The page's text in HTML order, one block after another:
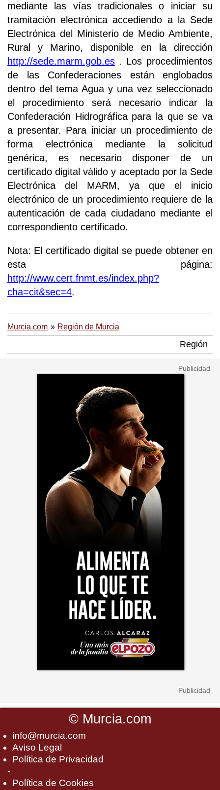
mediante las vías tradicionales o iniciar su
tramitación electrónica accediendo a la Sede
Electrónica del Ministerio de Medio Ambiente,
Rural y Marino, disponible en la dirección
http://sede.marm.gob.es . Los procedimientos
de las Confederaciones están englobados
dentro del tema Agua y una vez seleccionado
el procedimiento será necesario indicar la
Confederación Hidrográfica para la que se va
a presentar. Para iniciar un procedimiento de
forma electrónica mediante la solicitud
genérica, es necesario disponer de un
certificado digital válido y aceptado por la Sede
Electrónica del MARM, ya que el inicio
electrónico de un procedimiento requiere de la
autenticación de cada ciudadano mediante el
correspondiento certificado.
Nota: El certificado digital se puede obtener en
esta página:
http://www.cert.fnmt.es/index.php?
cha=cit&sec=4.
Murcia.com Región de Murcia
Región
© Murcia.com
info@murcia.com
Aviso Legal
Política de Privacidad
-
Política de Cookies